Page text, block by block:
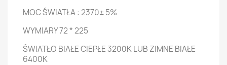
MOC ŚWIATŁA : 2370± 5%
WYMIARY 72 * 225
ŚWIATŁO BIAŁE CIEPŁE 3200K LUB ZIMNE BIAŁE
6400K